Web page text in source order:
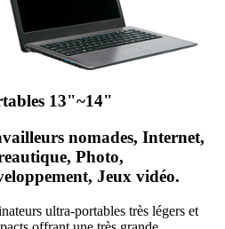
13"~14"
nomades, Internet,
Photo,
Jeux vidéo.
ultra-portables très légers et